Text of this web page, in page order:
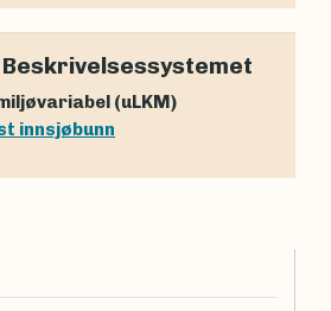
Beskrivelsessystemet
(uLKM)
innsjøbunn